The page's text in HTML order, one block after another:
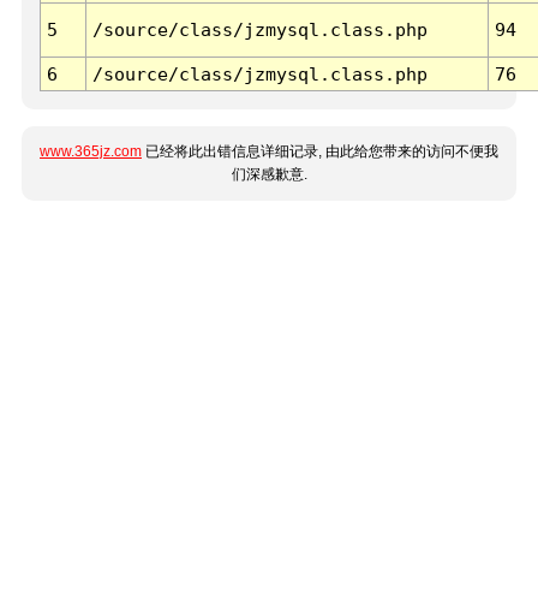
5 /source/class/jzmysql.class.php 94
6 /source/class/jzmysql.class.php 76
www.365jz.com 已经将此出错信息详细记录, 由此给您带来的访问不便我
们深感歉意.